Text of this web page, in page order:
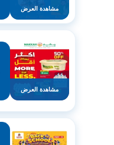
مشاهدة العرض
مشاهدة العرض